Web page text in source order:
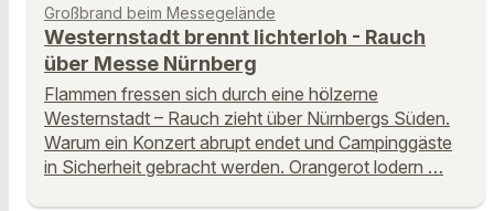
Großbrand beim Messegelände
Westernstadt brennt lichterloh - Rauch
über Messe Nürnberg
Flammen fressen sich durch eine hölzerne
Westernstadt – Rauch zieht über Nürnbergs Süden.
Warum ein Konzert abrupt endet und Campinggäste
in Sicherheit gebracht werden. Orangerot lodern …